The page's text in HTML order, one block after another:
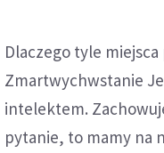
Dlaczego tyle
Zmartwychwstanie
intelektem.
pytanie, to mamy na